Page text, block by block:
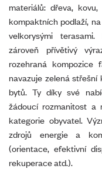
materiálů: dřeva,
kompaktních podlaží,
velkorysými
zároveň přívětivý
rozehraná
navazuje zelená
bytů. Ty díky své
žádoucí rozmanitost a
kategorie obyvatel.
zdrojů energie a
(orientace, efektivní
rekuperace atd.).